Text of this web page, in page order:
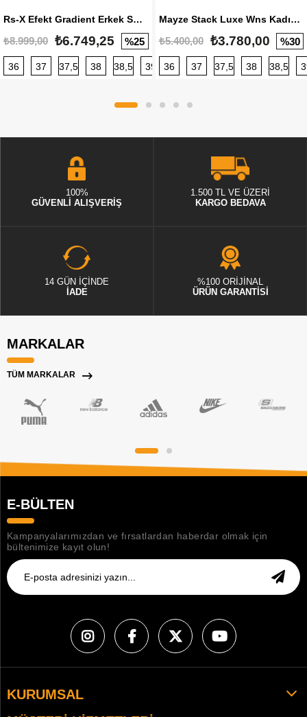
Rs-X Efekt Gradient Erkek Sneaker
₺8.999,00 ₺6.749,25 %25
36 37 37,5 38 38,5 39 40 40,5 41 42 42,5
Mayze Stack Luxe Wns Kadın Sneaker
₺5.400,00 ₺3.780,00 %30
36 37 37,5 38 38,5
100%
GÜVENLİ ALIŞVERİŞ
1.500 TL VE ÜZERİ
KARGO BEDAVA
14 GÜN İÇİNDE
İADE
%100 ORİJİNAL
ÜRÜN GARANTİSİ
MARKALAR
TÜM MARKALAR
E-BÜLTEN
Kampanyalarımızdan ve fırsatlardan haberdar olmak için
bültenimize kayıt olun!
KURUMSAL